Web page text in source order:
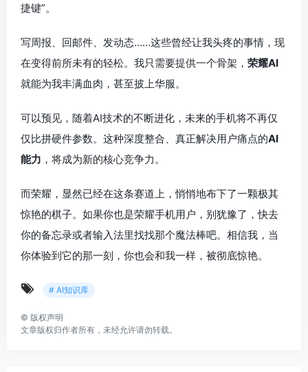
捷键”。
写周报、回邮件、发动态……这些曾经让我头疼的事情，现
在变得前所未有的轻松。我只需要提供一个骨架， 荣耀AI
就能为我丰满血肉，甚至披上华服。
可以预见，随着AI技术的不断进化，未来的手机将不再仅
仅比拼硬件参数。这种深度整合、真正解决用户痛点的AI
能力 ，将成为新的核心竞争力。
而荣耀，显然已经在这条赛道上，悄悄地布下了一颗极其
惊艳的棋子。如果你也是荣耀手机用户，别犹豫了，快去
你的备忘录或者输入法里找找那个魔法棒吧。相信我，当
你体验到它的那一刻，你也会和我一样，被彻底惊艳。
# AI知识库
© 版权声明
文章版权归作者所有，未经允许请勿转载。